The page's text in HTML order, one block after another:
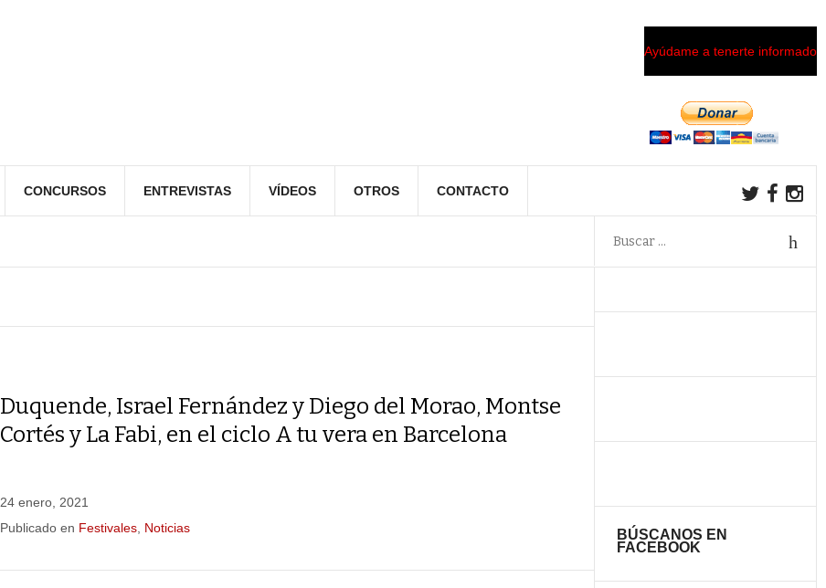
Ayúdame a tenerte informado
CONCURSOS ENTREVISTAS VÍDEOS OTROS CONTACTO
Duquende, Israel Fernández y Diego del Morao, Montse
Cortés y La Fabi, en el ciclo A tu vera en Barcelona
24 enero, 2021
Publicado en Festivales Noticias
BÚSCANOS EN
FACEBOOK